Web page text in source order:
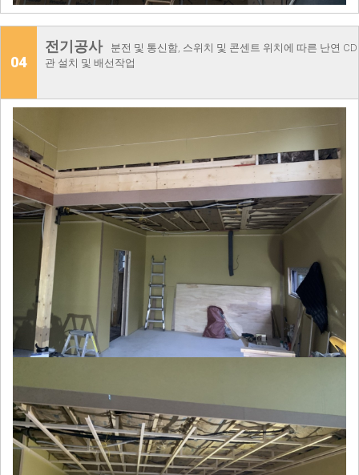
04
전기공사
분전 및 통신함, 스위치 및 콘센트 위치에 따른 난연 CD
관 설치 및 배선작업